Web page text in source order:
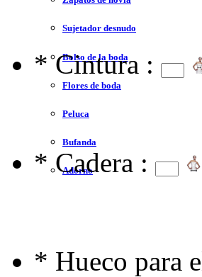
Sujetador desnudo
Bolso de la boda
Flores de boda
Peluca
Bufanda
Adorno
* Cintura :
* Cadera :
* Hueco para